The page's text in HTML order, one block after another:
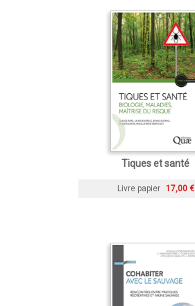
Tiques et santé
Livre papier 17,00 €